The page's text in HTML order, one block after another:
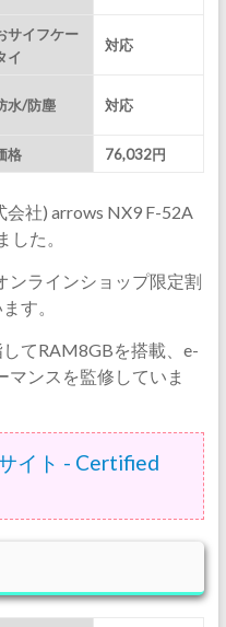
サイフケー
イ
対応
水/防塵 対応
格 76,032円
会社) arrows NX9 F-52A
た。
ンラインショップ限定割
す。
てRAM8GBを搭載、e-
ンスを監修していま
イト - Certified